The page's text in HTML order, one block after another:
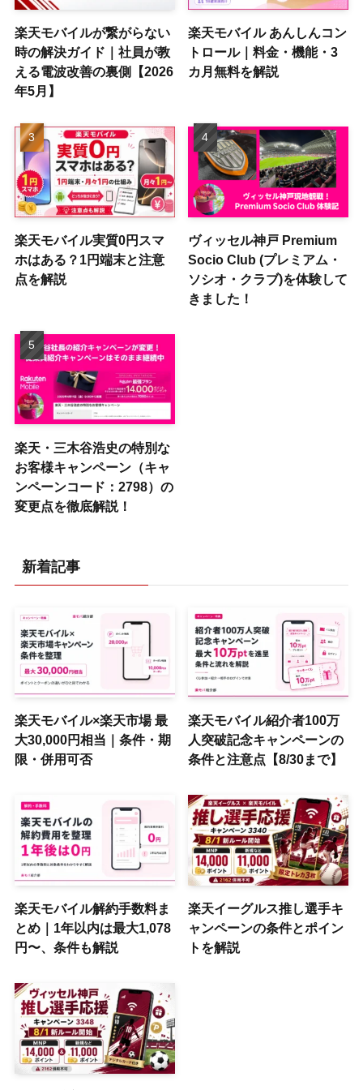
楽天モバイルが繋がらない
時の解決ガイド｜社員が教
える電波改善の裏側【2026
年5月】
楽天モバイル あんしんコン
トロール｜料金・機能・3
カ月無料を解説
楽天モバイル実質0円スマ
ホはある？1円端末と注意
点を解説
ヴィッセル神戸 Premium
Socio Club (プレミアム・
ソシオ・クラブ)を体験して
きました！
楽天・三木谷浩史の特別な
お客様キャンペーン（キャ
ンペーンコード：2798）の
変更点を徹底解説！
新着記事
楽天モバイル×楽天市場 最
大30,000円相当｜条件・期
限・併用可否
楽天モバイル紹介者100万
人突破記念キャンペーンの
条件と注意点【8/30まで】
楽天モバイル解約手数料ま
とめ｜1年以内は最大1,078
円〜、条件も解説
楽天イーグルス推し選手キ
ャンペーンの条件とポイン
トを解説